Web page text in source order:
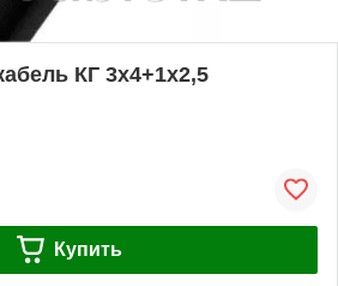
КГ 3х4+1х2,5
Купить